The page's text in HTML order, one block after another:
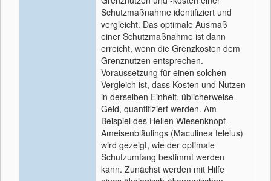
Schutzmaßnahme identifiziert und
vergleicht. Das optimale Ausmaß
einer Schutzmaßnahme ist dann
erreicht, wenn die Grenzkosten dem
Grenznutzen entsprechen.
Voraussetzung für einen solchen
Vergleich ist, dass Kosten und Nutzen
in derselben Einheit, üblicherweise
Geld, quantifiziert werden. Am
Beispiel des Hellen Wiesenknopf-
Ameisenbläulings (Maculinea teleius)
wird gezeigt, wie der optimale
Schutzumfang bestimmt werden
kann. Zunächst werden mit Hilfe